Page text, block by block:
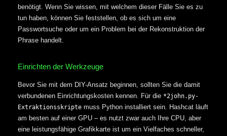
benötigt. Wenn Sie wissen, mit welchem dieser Fälle Sie es zu
tun haben, können Sie feststellen, ob es sich um eine
Passwortsuche oder um ein Problem bei der Rekonstruktion der
Phrase handelt.
Einrichten der Werkzeuge
Bevor Sie mit dem DIY-Ansatz beginnen, sollten Sie die damit
verbundenen Einrichtungskosten kennen. Für die *2john.py-
Extraktionsskripte muss Python installiert sein. Hashcat läuft
am besten auf einer GPU – es nutzt zwar auch Ihre CPU, aber
eine leistungsfähige Grafikkarte ist um ein Vielfaches schneller,